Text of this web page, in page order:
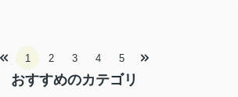
1 2 3 4 5
おすすめのカテゴリ